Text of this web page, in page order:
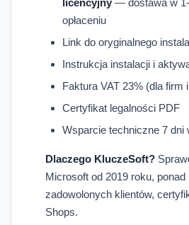
opłaceniu
Link do oryginalnego
Instrukcja instalacji i
Faktura VAT 23% (dla firm
Certyfikat legalności PDF
Wsparcie techniczne 7 dni
Dlaczego KluczeSoft?
Microsoft od 2019 roku, ponad
zadowolonych klientów,
Shops.